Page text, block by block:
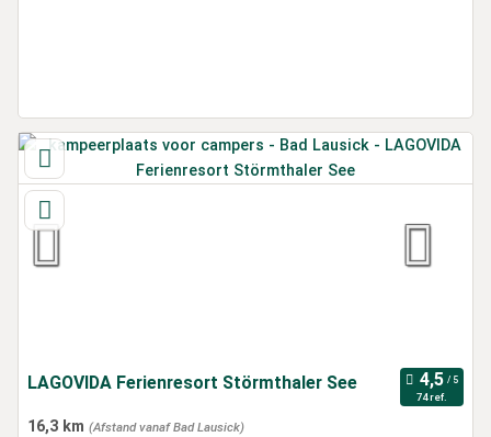
LAGOVIDA Ferienresort Störmthaler See
74 ref.
16,3 km (Afstand vanaf Bad Lausick)